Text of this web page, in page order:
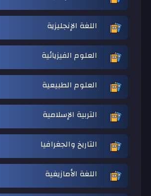
اللغة الإنجليزية
العلوم الفيزيائية
العلوم الطبيعية
التربية الإسلامية
التاريخ والجغرافيا
اللغة الأمازيغية